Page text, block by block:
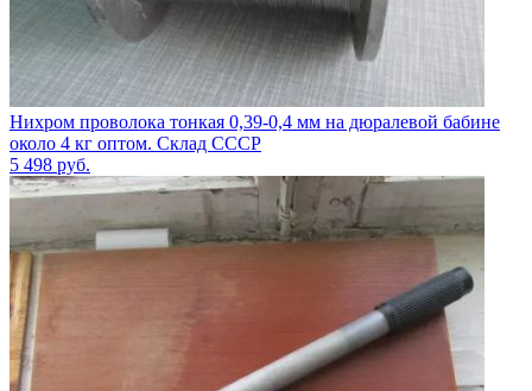
Нихром проволока тонкая 0,39-0,4 мм на дюралевой бабине
около 4 кг оптом. Склад СССР
5 498 руб.